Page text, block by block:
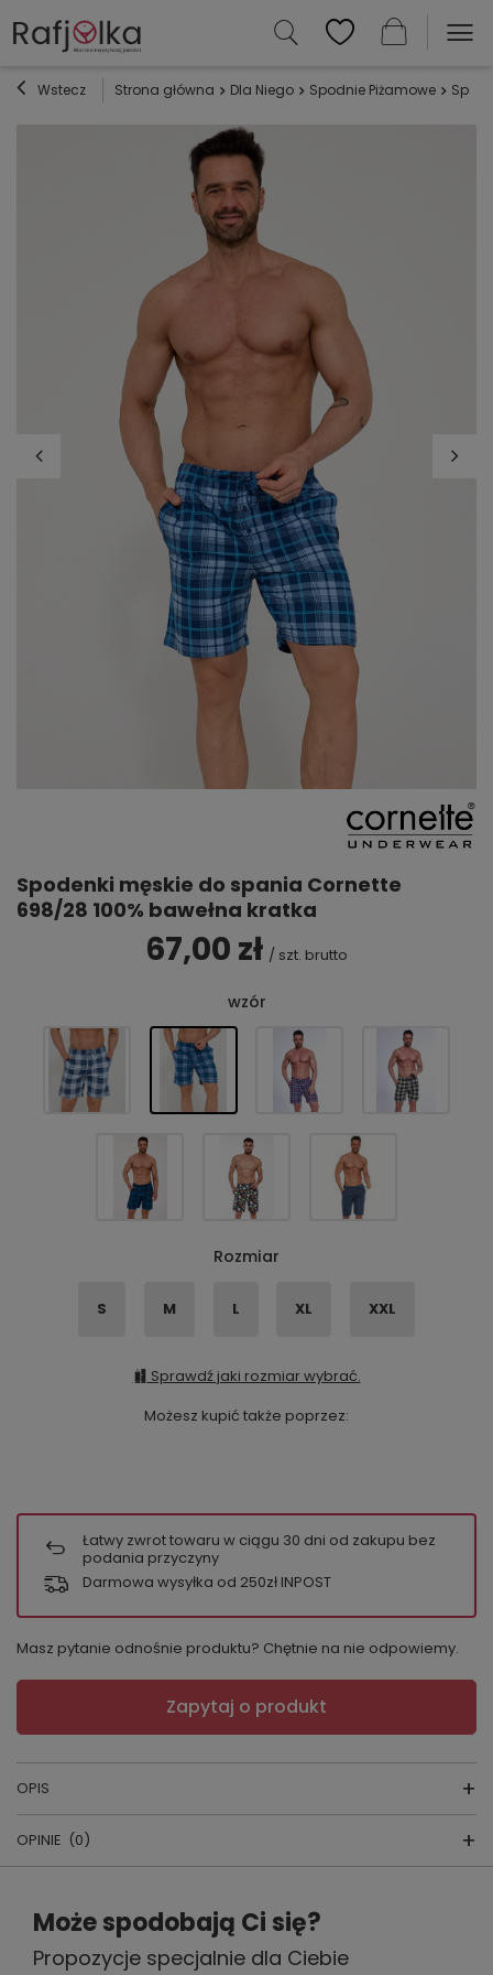
Wstecz Strona główna Dla Niego Spodnie Piżamowe
Spodenki męskie do spania Cornette
698/28 100% bawełna kratka
67,00 zł / szt. brutto
wzór
Rozmiar
S M L XL XXL
Sprawdź jaki rozmiar wybrać.
Możesz kupić także poprzez:
Łatwy zwrot towaru w ciągu 30 dni od zakupu bez
podania przyczyny
Darmowa wysyłka od 250zł INPOST
Masz pytanie odnośnie produktu? Chętnie na nie odpowiemy.
Zapytaj o produkt
OPIS
SPODNIE PIŻAMOWE
y: 100 % bawełna
producent: Cornette
OPINIE (0)
Napisz swoją opinię
Twoja ocena:
Może spodobają Ci się?
Propozycje specjalnie dla Ciebie